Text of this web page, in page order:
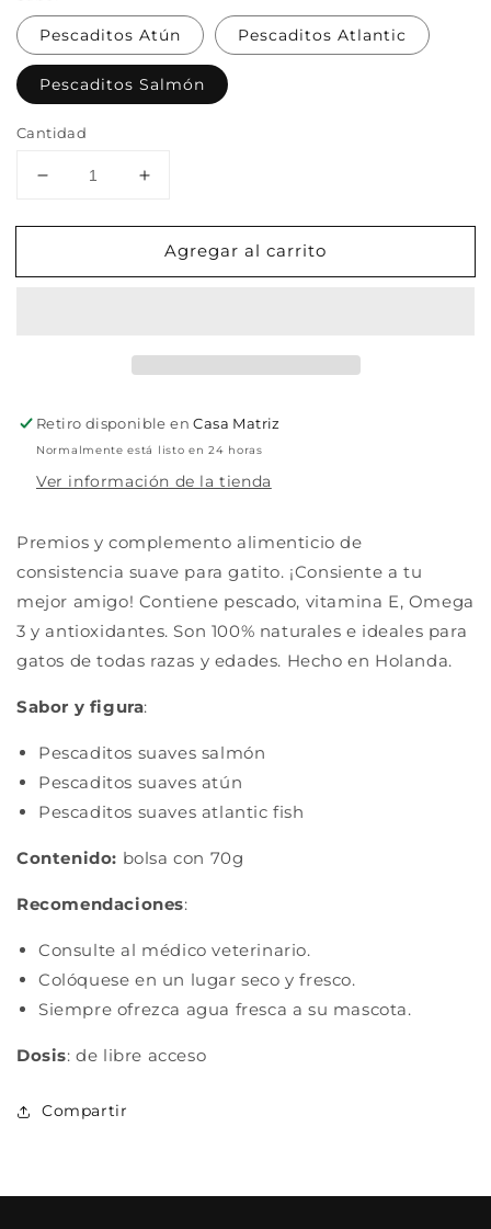
Pescaditos Atún Pescaditos Atlantic
Pescaditos Salmón
Cantidad
Reducir
para
Premios
Aumentar
para
Deliricos
Premios
Agregar al carrito
Retiro disponible enCasa Matriz
Normalmente está listo en 24 horas
Ver información de la tienda
Premios y complemento alimenticio de
consistencia suave para gatito. ¡Consiente a tu
mejor amigo! Contiene pescado, vitamina E, Omega
3 y antioxidantes. Son 100% naturales e ideales para
gatos de todas razas y edades. Hecho en Holanda.
Sabor y figura:
Pescaditos suaves salmón
Pescaditos suaves atún
Pescaditos suaves atlantic fish
Contenido: bolsa con 70g
Recomendaciones:
Consulte al médico veterinario.
Colóquese en un lugar seco y fresco.
Siempre ofrezca agua fresca a su mascota.
Dosis: de libre acceso
Compartir